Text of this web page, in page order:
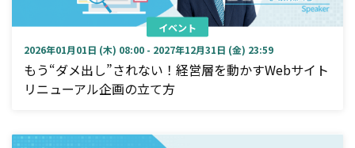
イベント
2026年01月01日 (木) 08:00 - 2027年12月31日 (金) 23:59
もう“ダメ出し”されない！経営層を動かすWebサイト
リニューアル企画の立て方